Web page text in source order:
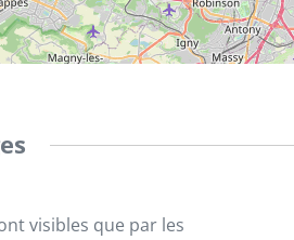
visibles que par les